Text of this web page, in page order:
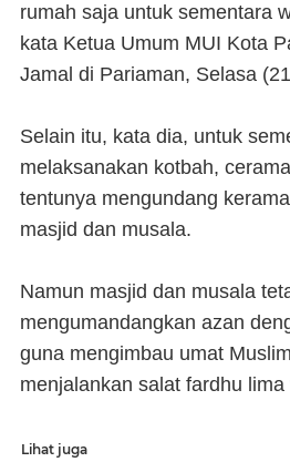
rumah saja untuk sementara
kata Ketua Umum MUI Kota
Jamal di Pariaman, Selasa
Selain itu, kata dia, untuk
melaksanakan kotbah,
tentunya mengundang
masjid dan musala.
Namun masjid dan musala
mengumandangkan azan
guna mengimbau umat
menjalankan salat fardhu lima
Lihat juga